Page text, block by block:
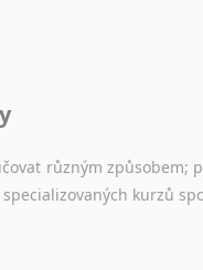
různým
kurzů